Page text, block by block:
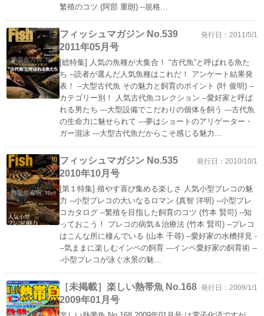
繁殖のコツ (阿部 重朗) --規格…
フィッシュマガジン No.539
2011年05月号
発行日：2011/5/1
[総特集] 人気の魚種が大集合！ “古代魚”と呼ばれる魚た
ち --読者が選んだ人気魚種はこれだ！ アンケート結果発
表！ --大型古代魚 その魅力と飼育のポイント (叶 俊明) --
カテゴリー別！ 人気古代魚コレクション --愛好家と呼ば
れる男たち ---大型設備でこだわりの個体を飼う ---古代魚
の生命力に魅せられて ---夢はショートのアリゲーター・
ガー混泳 ---大型古代魚だからこそ感じる魅力…
フィッシュマガジン No.535
2010年10月号
発行日：2010/10/1
[第１特集] 殖やす喜び集める楽しさ 人気小型プレコの魅
力 --小型プレコの大いなるロマン (真智 洋明) --小型プレ
コカタログ --繁殖を目指した飼育のコツ (竹本 賢司) --知
っておこう！ プレコの病気＆治療法 (竹本 賢司) --プレコ
はこんな所に棲んでいる (山本 千尋) --愛好家の水槽拝見 -
--気ままに楽しむインペの飼育 ---インペ愛好家の飼育術 --
-小型プレコが泳ぐ水景の魅…
［未掲載］楽しい熱帯魚 No.168
2009年01月号
発行日：2009/1/1